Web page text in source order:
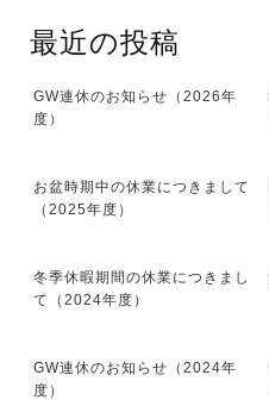
最近の投稿
GW連休のお知らせ（2026年
度）
お盆時期中の休業につきまして
（2025年度）
冬季休暇期間の休業につきまし
て（2024年度）
GW連休のお知らせ（2024年
度）